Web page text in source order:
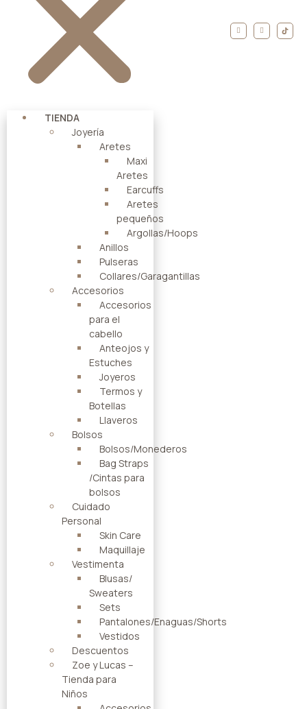
TIENDA
Joyería
Aretes
Maxi
Aretes
Earcuffs
Aretes
pequeños
Argollas/Hoops
Anillos
Pulseras
Collares/Garagantillas
Accesorios
Accesorios
para el
cabello
Anteojos y
Estuches
Joyeros
Termos y
Botellas
Llaveros
Bolsos
Bolsos/Monederos
Bag Straps
/Cintas para
bolsos
Cuidado
Personal
Skin Care
Maquillaje
Vestimenta
Blusas/
Sweaters
Sets
Pantalones/Enaguas/Shorts
Vestidos
Descuentos
Zoe y Lucas –
Tienda para
Niños